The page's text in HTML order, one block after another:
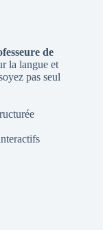
de
la langue et
pas seul